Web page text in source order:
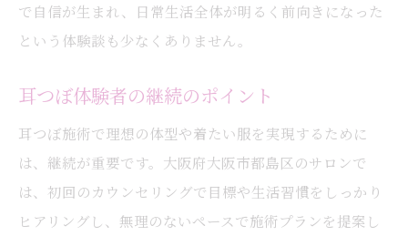
で自信が生まれ、日常生活全体が明るく前向きになった
という体験談も少なくありません。
耳つぼ体験者の継続のポイント
耳つぼ施術で理想の体型や着たい服を実現するために
は、継続が重要です。大阪府大阪市都島区のサロンで
は、初回のカウンセリングで目標や生活習慣をしっかり
ヒアリングし、無理のないペースで施術プランを提案し